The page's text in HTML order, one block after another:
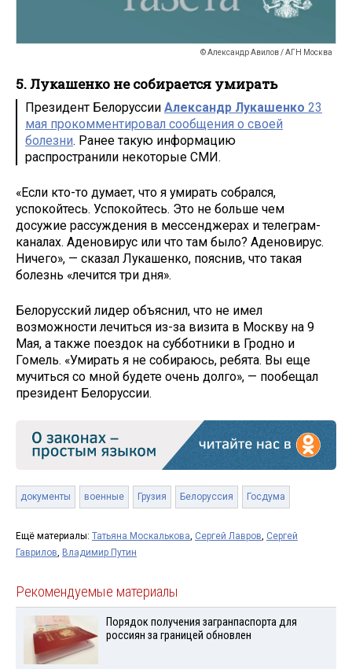
© Александр Авилов / АГН Москва
5. Лукашенко не собирается умирать
Президент Белоруссии Александр Лукашенко 23
мая прокомментировал сообщения о своей
болезни. Ранее такую информацию
распространили некоторые СМИ.
«Если кто-то думает, что я умирать собрался,
успокойтесь. Успокойтесь. Это не больше чем
досужие рассуждения в мессенджерах и телеграм-
каналах. Аденовирус или что там было? Аденовирус.
Ничего», — сказал Лукашенко, пояснив, что такая
болезнь «лечится три дня».
Белорусский лидер объяснил, что не имел
возможности лечиться из-за визита в Москву на 9
Мая, а также поездок на субботники в Гродно и
Гомель. «Умирать я не собираюсь, ребята. Вы еще
мучиться со мной будете очень долго», — пообещал
президент Белоруссии.
документы военные Грузия Белоруссия Госдума
Ещё материалы: Татьяна Москалькова Сергей Лавров Сергей
Гаврилов Владимир Путин
Рекомендуемые материалы
Порядок получения загранпаспорта для
россиян за границей обновлен